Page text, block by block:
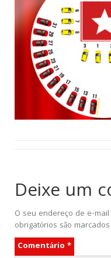
Deixe um
O seu endereço de e-
obrigatórios são
Comentário *